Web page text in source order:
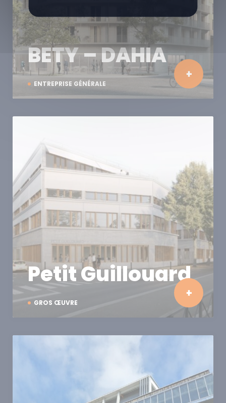
ENTREPRISE GÉNÉRALE
BETY – DAHIA
GROS ŒUVRE
Petit Guillouard